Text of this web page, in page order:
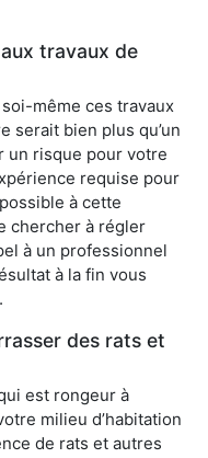
travaux de
même ces travaux
serait bien plus qu’un
un risque pour votre
requise pour
à cette
chercher à régler
à un professionnel
à la fin vous
des rats et
est rongeur à
milieu d’habitation
de rats et autres